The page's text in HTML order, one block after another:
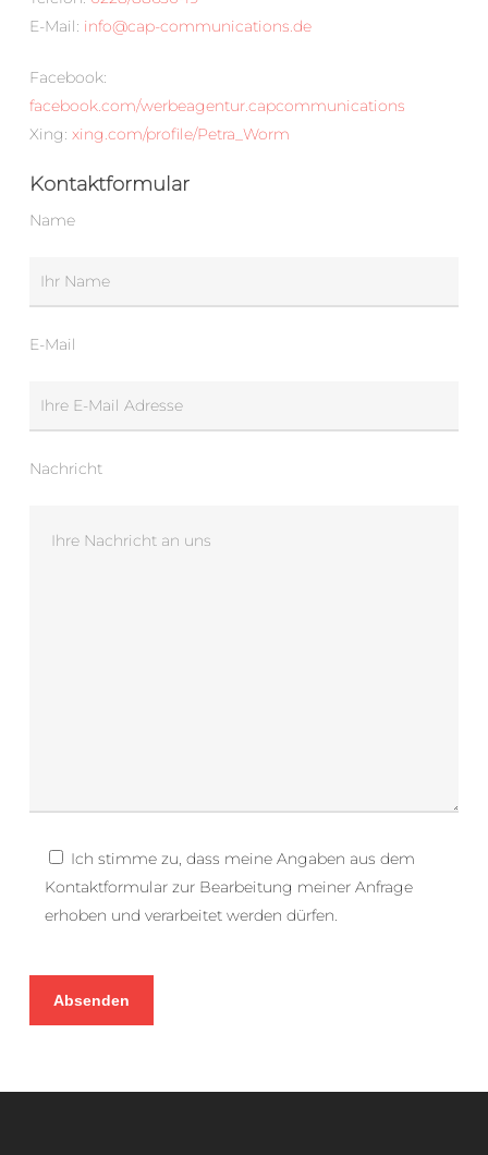
E-Mail: info@cap-communications.de
Facebook:
facebook.com/werbeagentur.capcommunications
Xing: xing.com/profile/Petra_Worm
Kontaktformular
Name
E-Mail
Nachricht
Ich stimme zu, dass meine Angaben aus dem
Kontaktformular zur Bearbeitung meiner Anfrage
erhoben und verarbeitet werden dürfen.